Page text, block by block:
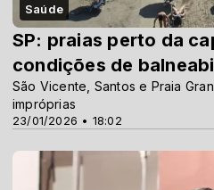
Saúde
23/01/2026 • 18:02
SP: praias perto da
condições de
São Vicente, Santos e Praia
impróprias